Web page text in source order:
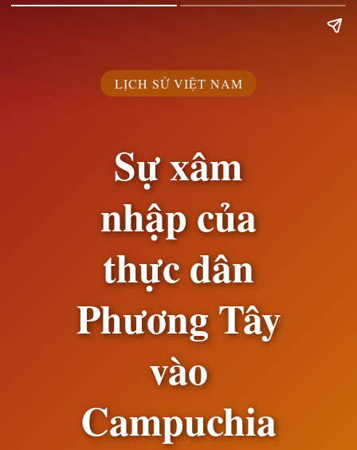
LỊCH SỬ VIỆT NAM
Sự xâm
nhập của
thực dân
Phương Tây
vào
Campuchia